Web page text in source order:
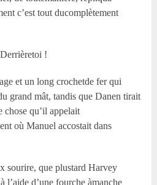
c’est tout ducomplètement
!
et un long crochetde fer qui
grand mât, tandis que Danen tirait
chose qu’il appelait
où Manuel accostait dans
sourire, que plustard Harvey
l’aide d’une fourche àmanche